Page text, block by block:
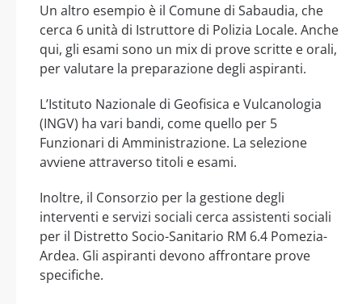
Un altro esempio è il Comune di Sabaudia, che
cerca 6 unità di Istruttore di Polizia Locale. Anche
qui, gli esami sono un mix di prove scritte e orali,
per valutare la preparazione degli aspiranti.
L’Istituto Nazionale di Geofisica e Vulcanologia
(INGV) ha vari bandi, come quello per 5
Funzionari di Amministrazione. La selezione
avviene attraverso titoli e esami.
Inoltre, il Consorzio per la gestione degli
interventi e servizi sociali cerca assistenti sociali
per il Distretto Socio-Sanitario RM 6.4 Pomezia-
Ardea. Gli aspiranti devono affrontare prove
specifiche.